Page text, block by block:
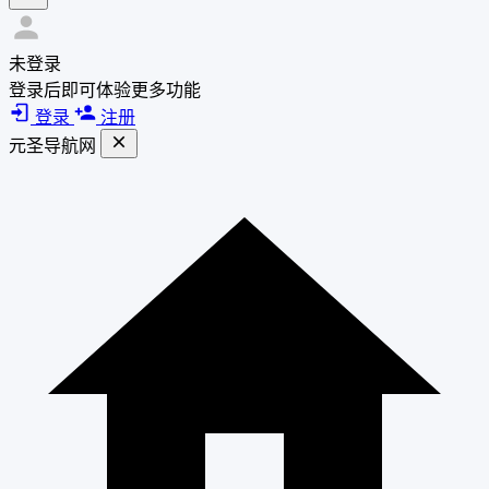
未登录
登录后即可体验更多功能
登录
注册
元圣导航网